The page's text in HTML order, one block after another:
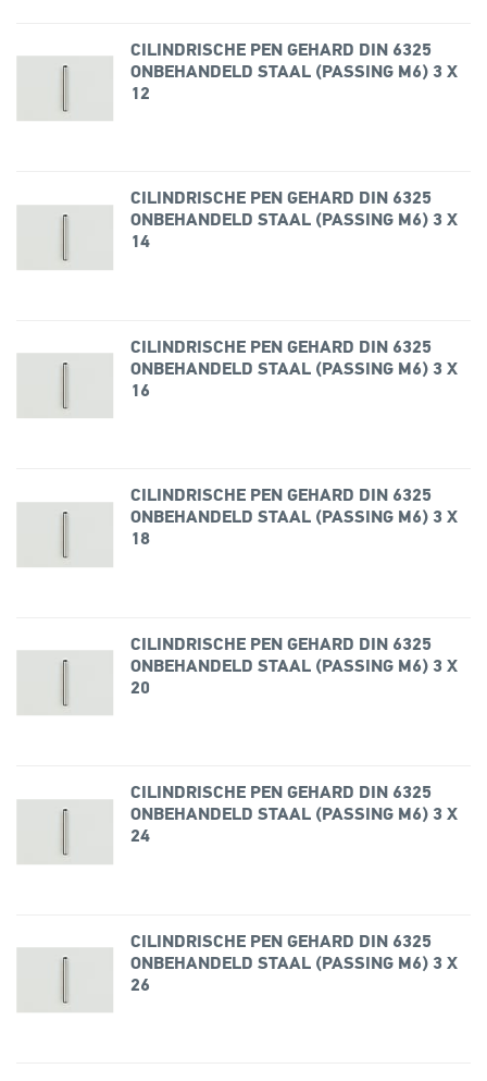
CILINDRISCHE PEN GEHARD DIN 6325
ONBEHANDELD STAAL (PASSING M6) 3 X
12
CILINDRISCHE PEN GEHARD DIN 6325
ONBEHANDELD STAAL (PASSING M6) 3 X
14
CILINDRISCHE PEN GEHARD DIN 6325
ONBEHANDELD STAAL (PASSING M6) 3 X
16
CILINDRISCHE PEN GEHARD DIN 6325
ONBEHANDELD STAAL (PASSING M6) 3 X
18
CILINDRISCHE PEN GEHARD DIN 6325
ONBEHANDELD STAAL (PASSING M6) 3 X
20
CILINDRISCHE PEN GEHARD DIN 6325
ONBEHANDELD STAAL (PASSING M6) 3 X
24
CILINDRISCHE PEN GEHARD DIN 6325
ONBEHANDELD STAAL (PASSING M6) 3 X
26